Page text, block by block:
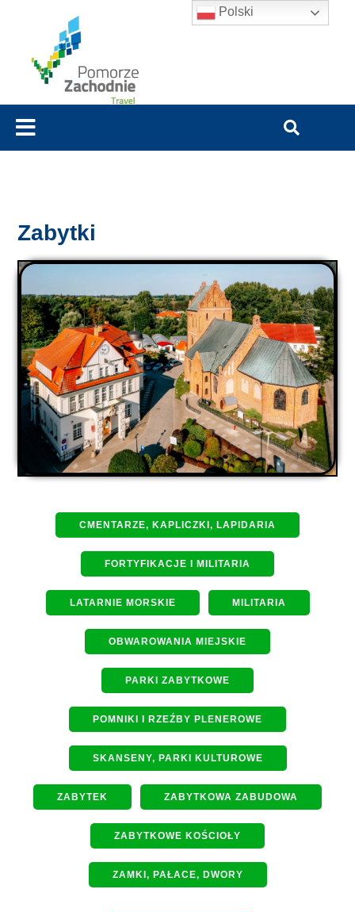
Zabytki
CMENTARZE, KAPLICZKI, LAPIDARIA
FORTYFIKACJE I MILITARIA
LATARNIE MORSKIE MILITARIA
OBWAROWANIA MIEJSKIE
PARKI ZABYTKOWE
POMNIKI I RZEŹBY PLENEROWE
SKANSENY, PARKI KULTUROWE
ZABYTEK ZABYTKOWA ZABUDOWA
ZABYTKOWE KOŚCIOŁY
ZAMKI, PAŁACE, DWORY
Polski